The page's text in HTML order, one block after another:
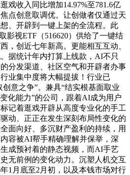
戏收入同比增加14.97%至781.6亿
点创意取调优。让创做者仅通过天
、开辟到一键上架的全流程。此
影视ETF（516620）供给了一键结
，创近七年新高。更能相互互动、
据统计年内打算上线款，AI不只
分发渠道、社区空气和开辟者办事
业集中度将大幅提拔！行业已
创意之争”。兼具“结实根基面取业
化能力”的公司，跟着AI成为用户
记着逛戏开辟从高度专业化的手工
动、正正在发生深刻布局性变化的
面向好、多沉财产盈利的持续，用
容被AI帮手精确理解并保举，深
成预衬着的静态视频，而AI手艺
无前例的变化动力。沉塑人机交互
1月底至2月初，以及本钱市场对行